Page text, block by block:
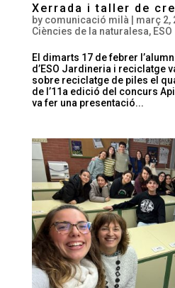
Xerrada i taller de
by comunicació milà març 2,
Ciències de la naturalesa, ESO
El dimarts 17 de febrer
d’ESO Jardineria i reciclatge
sobre reciclatge de piles el
de l’11a edició del concurs
va fer una presentació...